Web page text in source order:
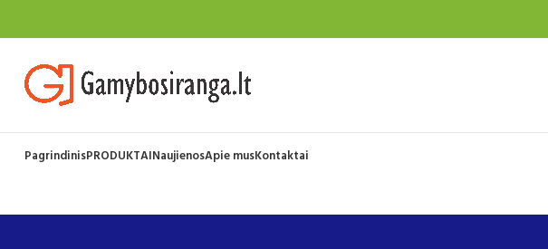
PagrindinisPRODUKTAINaujienosApie musKontaktai